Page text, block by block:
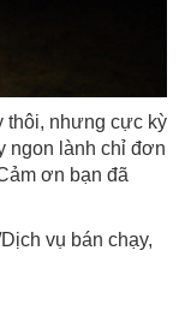
thôi, nhưng cực kỳ
ngon lành chỉ đơn
ơn bạn đã
vụ bán chạy,